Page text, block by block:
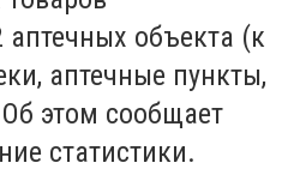
объекта (к
аптечные пункты,
этом сообщает
статистики.